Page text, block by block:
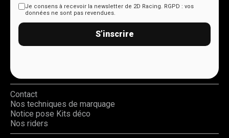
Je consens à recevoir la newsletter de 2D Racing. RGPD : vos
données ne sont pas revendues.
S’inscrire
Contact
Nos techniques de marquage
Notice pose Kits déco
Nos riders